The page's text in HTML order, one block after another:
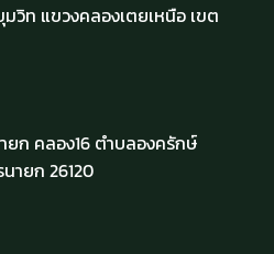
วิท แขวงคลองเตยเหนือ เขต
ก คลอง16 ตำบลองครักษ์
ายก 26120